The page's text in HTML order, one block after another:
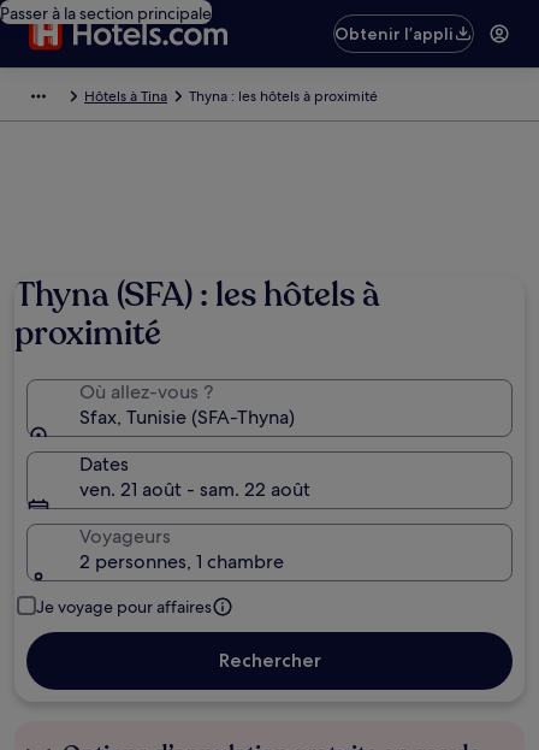
Passer à la section principale
Obtenir l’appli
Hôtels à Tina Thyna : les hôtels à proximité
Thyna (SFA) : les hôtels à
proximité
Où allez-vous ?
Sfax, Tunisie (SFA-Thyna)
Dates
ven. 21 août - sam. 22 août
Voyageurs
2 personnes, 1 chambre
Je voyage pour affaires
Rechercher